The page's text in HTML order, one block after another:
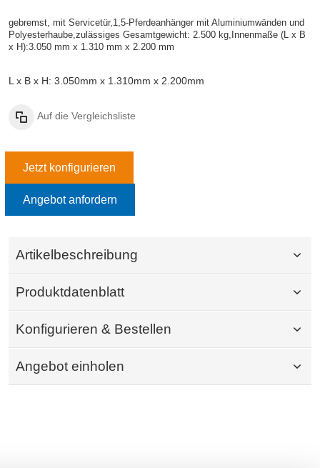
gebremst, mit Servicetür,1,5-Pferdeanhänger mit Aluminiumwänden und
Polyesterhaube,zulässiges Gesamtgewicht: 2.500 kg, Innenmaße (L x B
x H):3.050 mm x 1.310 mm x 2.200 mm
L x B x H: 3.050mm x 1.310mm x 2.200mm
Auf die Vergleichsliste
Jetzt konfigurieren
Angebot anfordern
Artikelbeschreibung
Produktdatenblatt
Konfigurieren & Bestellen
Angebot einholen